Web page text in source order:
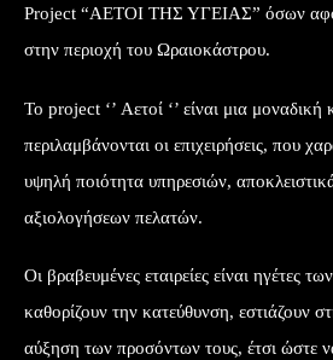
Project “ΑΕΤΟΙ ΤΗΣ ΥΓΕΙΑΣ” όσων
στην περιοχή του Ωραιοκάστρου.
Το project ‘’ Αετοί ‘’ είναι μια
περιλαμβάνονται οι επιχειρήσεις, που
υψηλή ποιότητα υπηρεσιών,
αξιολογήσεων πελατών.
Οι βραβευμένες εταιρείες είναι ηγέτες
καθορίζουν την κατεύθυνση, εστιάζουν
αύξηση των προσόντων τους, έτσι ώστε